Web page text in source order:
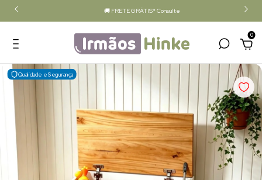
🚚 FRETE GRÁTIS* Consulte
0
Qualidade e Segurança